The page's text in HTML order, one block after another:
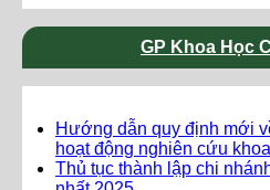
GP Khoa Học
Hướng dẫn quy định mới
hoạt động nghiên cứu
Thủ tục thành lập chi